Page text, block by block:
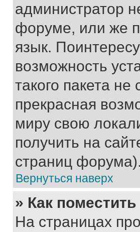
администратор
форуме, или же
язык.
возможность
такого пакета
прекрасная
миру свою
получить на
страниц форума).
Вернуться наверх
» Как
На страницах